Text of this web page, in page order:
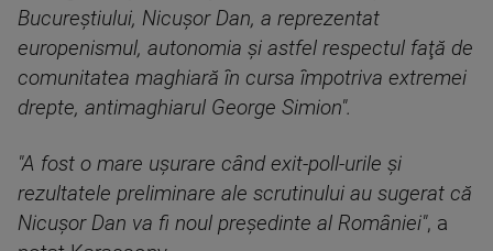
Bucureştiului, Nicuşor Dan, a reprezentat
europenismul, autonomia şi astfel respectul faţă de
comunitatea maghiară în cursa împotriva extremei
drepte, antimaghiarul George Simion".
"A fost o mare uşurare când exit-poll-urile şi
rezultatele preliminare ale scrutinului au sugerat că
Nicuşor Dan va fi noul preşedinte al României", a